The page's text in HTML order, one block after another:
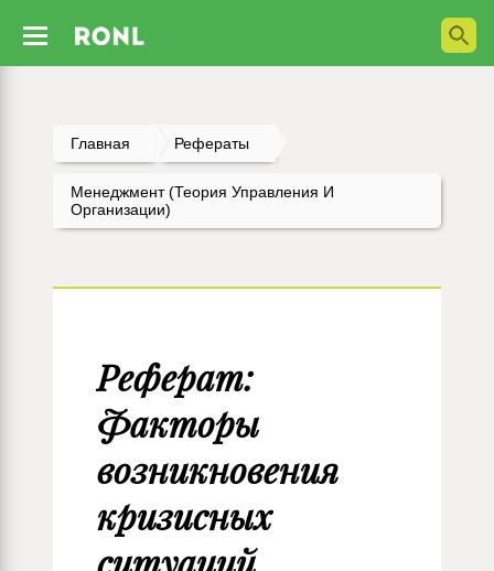
Главная Рефераты
Менеджмент (Теория Управления И
Организации)
Реферат:
Факторы
возникновения
кризисных